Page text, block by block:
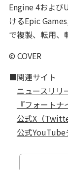
Engine 4および
けるEpic
で複製、転用、
© COVER
■関連サイト
ニュースリリ
『フォート
公式X（
公式YouTube